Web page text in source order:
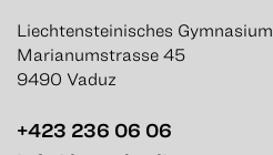
Liechtensteinisches Gymnasium
Marianumstrasse 45
9490 Vaduz
+423 236 06 06